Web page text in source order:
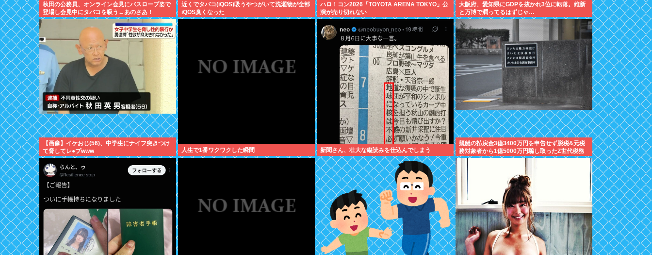
秋田の公務員、オンライン会見にバスローブ姿で
登場し会見中にタバコを吸う←あのさあ！
近くでタバコ(iQOS)吸うやつがいて洗濯物が全部
iQOS臭くなった
ハロ！コン2026「TOYOTA ARENA TOKYO」公
演が売り切れない
大阪府、愛知県にGDPを抜かれ3位に転落。維新
と万博で潤ってるはずじゃ…
【画像】イケおじ(56)、中学生にナイフ突きつけ
て脅してレ●プwww
人生で1番ワクワクした瞬間 新聞さん、壮大な縦読みを仕込んでしまう
競艇の払戻金3億3400万円を申告せず脱税&元税
務対象者から1億5000万円騙し取ったZ世代税務
署員を懲戒免職